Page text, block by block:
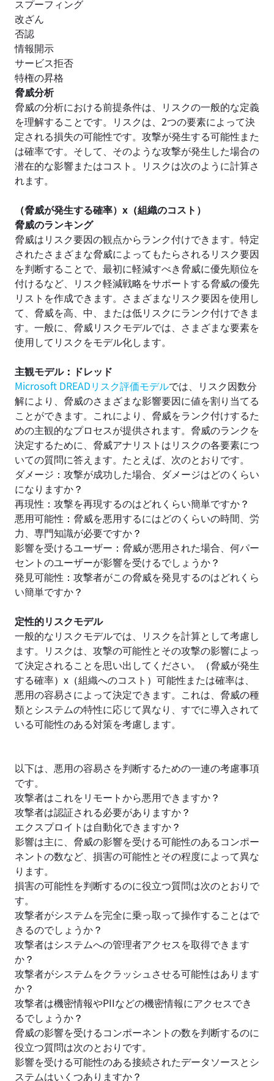
スプーフィング
改ざん
否認
情報開示
サービス拒否
特権の昇格
脅威分析
脅威の分析における前提条件は、リスクの一般的な定義
を理解することです。リスクは、2つの要素によって決
定される損失の可能性です。攻撃が発生する可能性また
は確率です。そして、そのような攻撃が発生した場合の
潜在的な影響またはコスト。リスクは次のように計算さ
れます。
（脅威が発生する確率）x （組織のコスト）
脅威のランキング
脅威はリスク要因の観点からランク付けできます。特定
されたさまざまな脅威によってもたらされるリスク要因
を判断することで、最初に軽減すべき脅威に優先順位を
付けるなど、リスク軽減戦略をサポートする脅威の優先
リストを作成できます。さまざまなリスク要因を使用し
て、脅威を高、中、または低リスクにランク付けできま
す。一般に、脅威リスクモデルでは、さまざまな要素を
使用してリスクをモデル化します。
主観モデル： ドレッド
Microsoft DREADリスク評価モデルでは、リスク因数分
解により、脅威のさまざまな影響要因に値を割り当てる
ことができます。これにより、脅威をランク付けするた
めの主観的なプロセスが提供されます。脅威のランクを
決定するために、脅威アナリストはリスクの各要素につ
いての質問に答えます。たとえば、次のとおりです。
ダメージ ： 攻撃が成功した場合、ダメージはどのくらい
になりますか？
再現性 ： 攻撃を再現するのはどれくらい簡単ですか？
悪用可能性 ： 脅威を悪用するにはどのくらいの時間、労
力、専門知識が必要ですか？
影響を受けるユーザー ： 脅威が悪用された場合、何パー
セントのユーザーが影響を受けるでしょうか？
発見可能性 ： 攻撃者がこの脅威を発見するのはどれくら
い簡単ですか？
定性的リスクモデル
一般的なリスクモデルでは、リスクを計算として考慮し
ます。リスクは、攻撃の可能性とその攻撃の影響によっ
て決定されることを思い出してください。
（脅威が発生
する確率） x （組織へのコスト ） 可能性または確率は、
悪用の容易さによって決定できます。これは、脅威の種
類とシステムの特性に応じて異なり、すでに導入されて
いる可能性のある対策を考慮します。
以下は、悪用の容易さを判断するための一連の考慮事項
です。
攻撃者はこれをリモートから悪用できますか？
攻撃者は認証される必要がありますか？
エクスプロイトは自動化できますか？
影響は主に、脅威の影響を受ける可能性のあるコンポー
ネントの数など、損害の可能性とその程度によって異な
ります。
損害の可能性を判断するのに役立つ質問は次のとおりで
す。
攻撃者がシステムを完全に乗っ取って操作することはで
きるのでしょうか？
攻撃者はシステムへの管理者アクセスを取得できます
か？
攻撃者がシステムをクラッシュさせる可能性はあります
か？
攻撃者は機密情報やPIIなどの機密情報にアクセスでき
るでしょうか？
脅威の影響を受けるコンポーネントの数を判断するのに
役立つ質問は次のとおりです。
影響を受ける可能性のある接続されたデータソースとシ
ステムはいくつありますか？